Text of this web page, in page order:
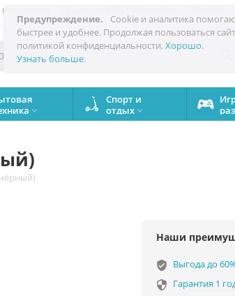
Предупреждение.
Cookie и аналитика
быстрее и удобнее. Продолжая пользоваться
политикой конфиденциальности.Хорошо.
Узнать больше.

Спорт и
отдых 
Наши
verified_user Выгода до
 Гарантия 1